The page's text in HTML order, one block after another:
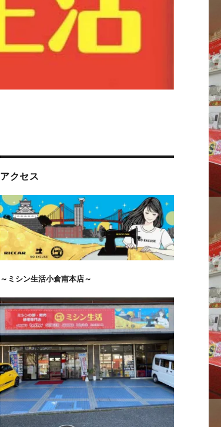
アクセス
～ミシン生活小倉南本店～